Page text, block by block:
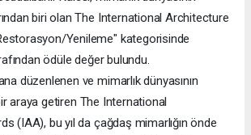
biri olan The International Architecture
Yenileme" kategorisinde
ödüle değer bulundu.
düzenlenen ve mimarlık dünyasının
araya getiren The International
(IAA), bu yıl da çağdaş mimarlığın önde